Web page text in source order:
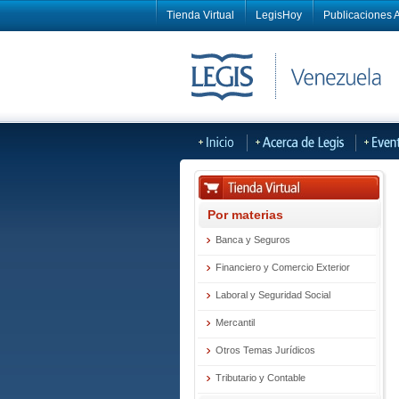
Tienda Virtual LegisHoy Publicaciones
Por materias
Banca y Seguros
Financiero y Comercio Exterior
Laboral y Seguridad Social
Mercantil
Otros Temas Jurídicos
Tributario y Contable